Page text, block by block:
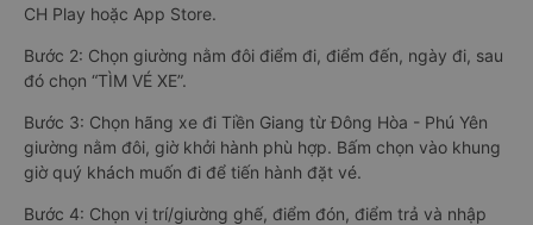
CH Play hoặc App Store.
Bước 2: Chọn giường nằm đôi điểm đi, điểm đến, ngày đi, sau
đó chọn “TÌM VÉ XE”.
Bước 3: Chọn hãng xe đi Tiền Giang từ Đông Hòa - Phú Yên
giường nằm đôi, giờ khởi hành phù hợp. Bấm chọn vào khung
giờ quý khách muốn đi để tiến hành đặt vé.
Bước 4: Chọn vị trí/giường ghế, điểm đón, điểm trả và nhập